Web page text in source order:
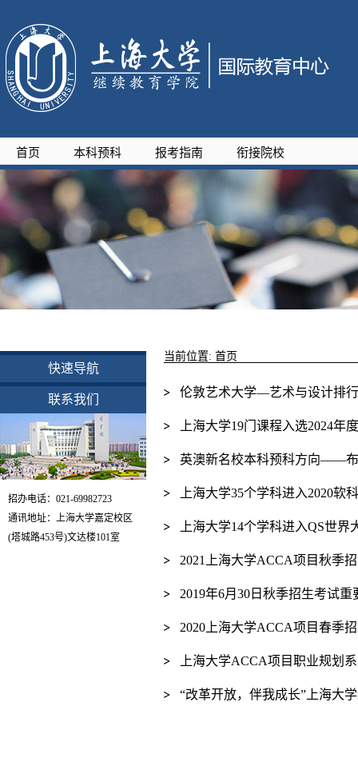
首页 本科预科 报考指南 衔接院校
快速导航
联系我们
招办电话：021-69982723
通讯地址：上海大学嘉定校区
(塔城路453号)文达楼101室
当前位置: 首页
伦敦艺术大学—艺术与设计排
上海大学19门课程入选2024年
英澳新名校本科预科方向——
上海大学35个学科进入2020软
上海大学14个学科进入QS世界
2021上海大学ACCA项目秋季
2019年6月30日秋季招生考试重
2020上海大学ACCA项目春季
上海大学ACCA项目职业规划
“改革开放，伴我成长”上海大